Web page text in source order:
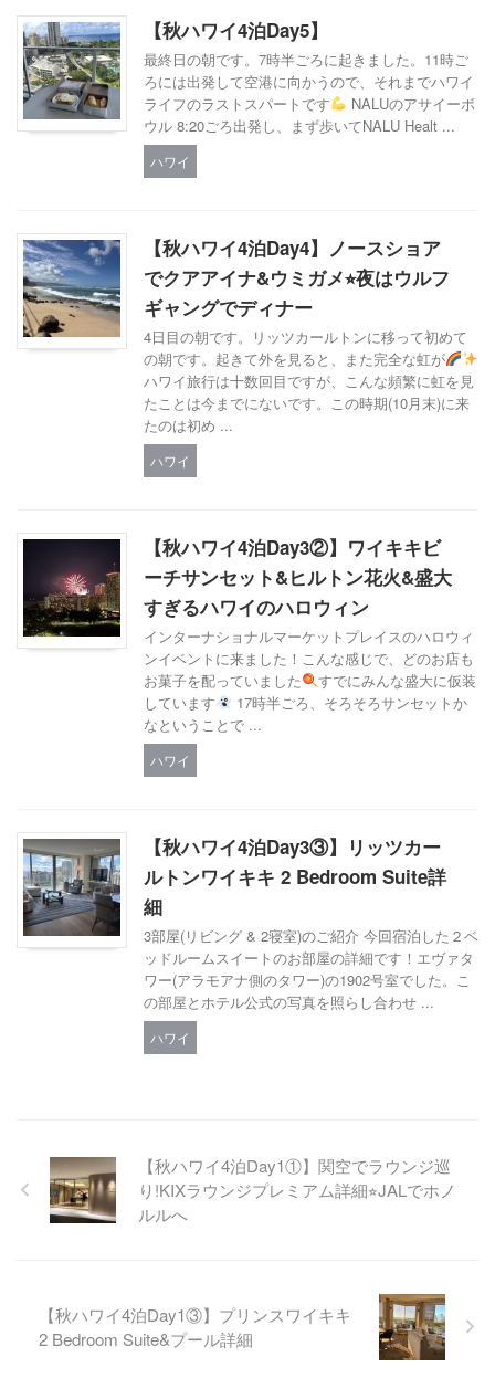
【秋ハワイ4泊Day5】
最終日の朝です。7時半ごろに起きました。11時ご
ろには出発して空港に向かうので、それまでハワイ
ライフのラストスパートです
NALUのアサイーボ
ウル 8:20ごろ出発し、まず歩いてNALU Healt ...
ハワイ
【秋ハワイ4泊Day4】ノースショア
でクアアイナ&ウミガメ⭐︎夜はウルフ
ギャングでディナー
4日目の朝です。リッツカールトンに移って初めて
の朝です。起きて外を見ると、また完全な虹が
ハワイ旅行は十数回目ですが、こんな頻繁に虹を見
たことは今までにないです。この時期(10月末)に来
たのは初め ...
ハワイ
【秋ハワイ4泊Day3②】ワイキキビ
ーチサンセット&ヒルトン花火&盛大
すぎるハワイのハロウィン
インターナショナルマーケットプレイスのハロウィ
ンイベントに来ました！こんな感じで、どのお店も
お菓子を配っていました
すでにみんな盛大に仮装
しています
17時半ごろ、そろそろサンセットか
なということで ...
ハワイ
【秋ハワイ4泊Day3③】リッツカー
ルトンワイキキ 2 Bedroom Suite詳
細
3部屋(リビング & 2寝室)のご紹介 今回宿泊した２ベ
ッドルームスイートのお部屋の詳細です！エヴァタ
ワー(アラモアナ側のタワー)の1902号室でした。こ
の部屋とホテル公式の写真を照らし合わせ ...
ハワイ
【秋ハワイ4泊Day1①】関空でラウンジ巡
り!KIXラウンジプレミアム詳細⭐︎JALでホノ
ルルへ
【秋ハワイ4泊Day1③】プリンスワイキキ
2 Bedroom Suite&プール詳細